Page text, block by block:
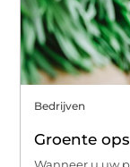
Bedrijven
Groente
Wanneer u uw